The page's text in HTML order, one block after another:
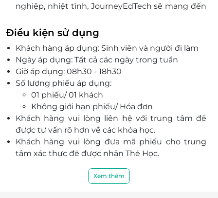
nghiệp, nhiệt tình, JourneyEdTech sẽ mang đến
Điều kiện sử dụng
Khách hàng áp dụng: Sinh viên và người đi làm
Ngày áp dụng: Tất cả các ngày trong tuần
Giờ áp dụng: 08h30 - 18h30
Số lượng phiếu áp dụng:
01 phiếu/ 01 khách
Không giới hạn phiếu/ Hóa đơn
Khách hàng vui lòng liên hệ với trung tâm để
được tư vấn rõ hơn về các khóa học.
Khách hàng vui lòng đưa mã phiếu cho trung
tâm xác thực để được nhận Thẻ Học.
đến để được phục vụ tốt nhất:
Xem thêm